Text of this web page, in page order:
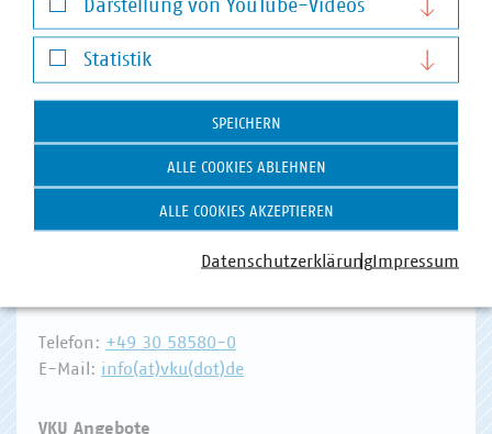
Zum
Hausanschrift und Kontakt
Telefon: +49 30 58580-0
E-Mail: info(at)vku(dot)de
VKU Angebote
Darstellung von YouTube-Videos
Darstellung von YouTube-Videos
Statistik
Statistik
SPEICHERN
ALLE COOKIES ABLEHNEN
ALLE COOKIES AKZEPTIEREN
DatenschutzerklärungImpressum